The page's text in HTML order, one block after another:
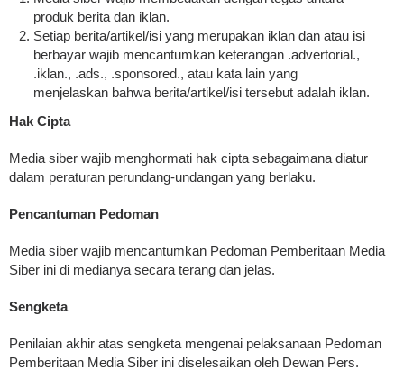
produk berita dan iklan.
Setiap berita/artikel/isi yang merupakan iklan dan atau isi
berbayar wajib mencantumkan keterangan .advertorial.,
.iklan., .ads., .sponsored., atau kata lain yang
menjelaskan bahwa berita/artikel/isi tersebut adalah iklan.
Hak Cipta
Media siber wajib menghormati hak cipta sebagaimana diatur
dalam peraturan perundang-undangan yang berlaku.
Pencantuman Pedoman
Media siber wajib mencantumkan Pedoman Pemberitaan Media
Siber ini di medianya secara terang dan jelas.
Sengketa
Penilaian akhir atas sengketa mengenai pelaksanaan Pedoman
Pemberitaan Media Siber ini diselesaikan oleh Dewan Pers.